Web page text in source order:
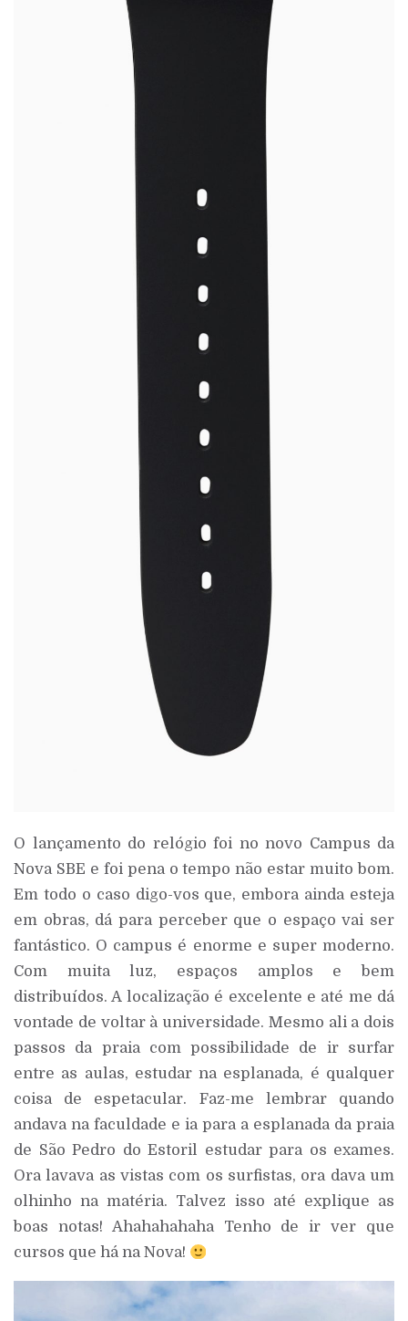
O lançamento do relógio foi no novo Campus da
Nova SBE e foi pena o tempo não estar muito bom.
Em todo o caso digo-vos que, embora ainda esteja
em obras, dá para perceber que o espaço vai ser
fantástico. O campus é enorme e super moderno.
Com muita luz, espaços amplos e bem
distribuídos. A localização é excelente e até me dá
vontade de voltar à universidade. Mesmo ali a dois
passos da praia com possibilidade de ir surfar
entre as aulas, estudar na esplanada, é qualquer
coisa de espetacular. Faz-me lembrar quando
andava na faculdade e ia para a esplanada da praia
de São Pedro do Estoril estudar para os exames.
Ora lavava as vistas com os surfistas, ora dava um
olhinho na matéria. Talvez isso até explique as
boas notas! Ahahahahaha Tenho de ir ver que
cursos que há na Nova!